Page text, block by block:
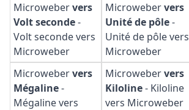
Microwebervers
Volt seconde-
Volt seconde vers
Microweber
Microwebervers
Unité de pôle-
Unité de pôle vers
Microweber
Microwebervers
Mégaline-
Mégaline vers
Microwebervers
Kiloline- Kiloline
vers Microweber